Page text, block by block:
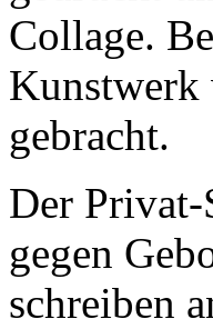
Collage.
Kunstwerk
gebracht.
Der Privat-
gegen
schreiben